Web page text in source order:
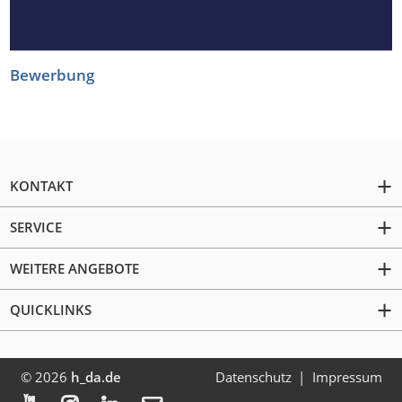
Bewerbung
KONTAKT
SERVICE
WEITERE ANGEBOTE
QUICKLINKS
© 2026 h_da.de Datenschutz Impressum